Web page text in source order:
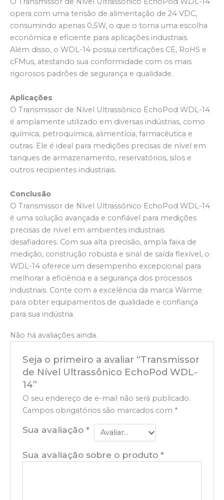
opera com uma tensão de alimentação de 24 VDC,
consumindo apenas 0,5W, o que o torna uma escolha
econômica e eficiente para aplicações industriais.
Além disso, o WDL-14 possui certificações CE, RoHS e
cFMus, atestando sua conformidade com os mais
rigorosos padrões de segurança e qualidade.
Aplicações
O Transmissor de Nível Ultrassônico EchoPod WDL-14
é amplamente utilizado em diversas indústrias, como
química, petroquímica, alimentícia, farmacêutica e
outras. Ele é ideal para medições precisas de nível em
tanques de armazenamento, reservatórios, silos e
outros recipientes industriais.
Conclusão
O Transmissor de Nível Ultrassônico EchoPod WDL-14
é uma solução avançada e confiável para medições
precisas de nível em ambientes industriais
desafiadores. Com sua alta precisão, ampla faixa de
medição, construção robusta e sinal de saída flexível, o
WDL-14 oferece um desempenho excepcional para
melhorar a eficiência e a segurança dos processos
industriais. Conte com a excelência da marca Wärme
para obter equipamentos de qualidade e confiança
para sua indústria.
Não há avaliações ainda.
Seja o primeiro a avaliar “Transmissor
de Nível Ultrassônico EchoPod WDL-
14”
O seu endereço de e-mail não será publicado.
Campos obrigatórios são marcados com *
Sua avaliação*
Sua avaliação sobre o produto*